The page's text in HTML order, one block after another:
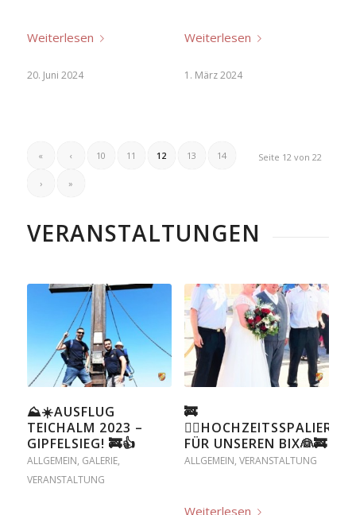
Weiterlesen
20. Juni 2024
Weiterlesen
1. März 2024
Seite 12 von 22
« ‹ 10 11 12 13 14
› »
VERANSTALTUNGEN
⛰☀️AUSFLUG
TEICHALM 2023 –
GIPFELSIEG! 🚒👍
ALLGEMEIN, GALERIE,
VERANSTALTUNG
🚒
🤵‍♂️HOCHZEITSSPALIER
FÜR UNSEREN BIX👰🚒
ALLGEMEIN, VERANSTALTUNG
Weiterlesen